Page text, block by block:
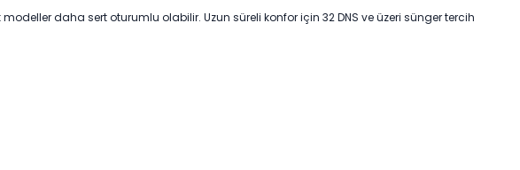
daha sert oturumlu olabilir. Uzun süreli konfor için 32 DNS ve üzeri sünger tercih